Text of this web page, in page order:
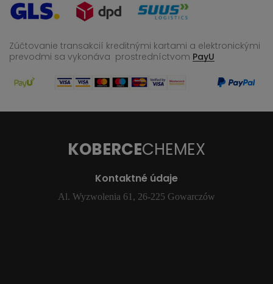
Zúčtovanie transakcií kreditnými kartami a elektronickými
prevodmi sa vykonáva prostredníctvom PayU
KOBERCECHEMEX
Kontaktné údaje
Al. Wyzwolenia 61, 26-225 Gowarczów